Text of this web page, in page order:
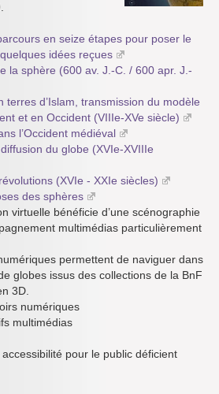
en seize étapes pour poser le
idées reçues
la sphère (600 av. J.-C. / 600 apr. J.-
terres d’Islam, transmission du modèle
et en Occident (VIIIe-XVe siècle)
l’Occident médiéval
du globe (XVIe-XVIIIe
(XVIe - XXIe siècles)
des sphères
virtuelle bénéficie d’une scénographie
multimédias particulièrement
permettent de naviguer dans
globes issus des collections de la BnF
3D.
numériques
multimédias
pour le public déficient